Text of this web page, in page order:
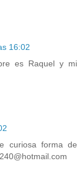
16:02
es Raquel y mi
curiosa forma de